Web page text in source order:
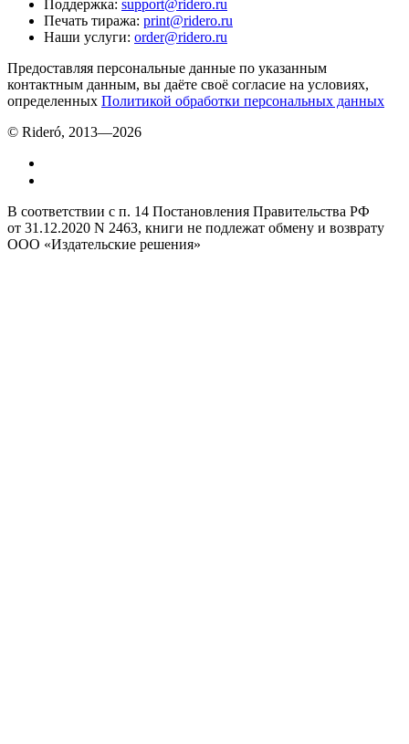
Поддержка: support@ridero.ru
Печать тиража: print@ridero.ru
Наши услуги: order@ridero.ru
Предоставляя персональные данные по указанным
контактным данным, вы даёте своё согласие на условиях,
определенных Политикой обработки персональных данных
© Rideró, 2013—2026
В соответствии с п. 14 Постановления Правительства РФ
от 31.12.2020 N 2463, книги не подлежат обмену и возврату
ООО «Издательские решения»